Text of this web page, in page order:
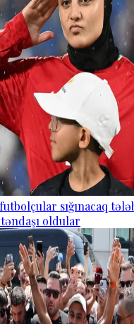
sığınacaq
oldular